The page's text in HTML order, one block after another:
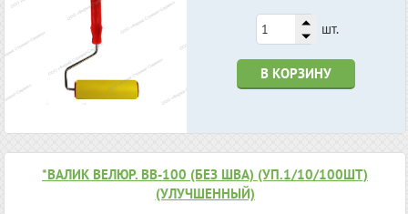
шт.
В КОРЗИНУ
*ВАЛИК ВЕЛЮР. ВВ-100 (БЕЗ ШВА) (УП.1/10/100ШТ)
(УЛУЧШЕННЫЙ)